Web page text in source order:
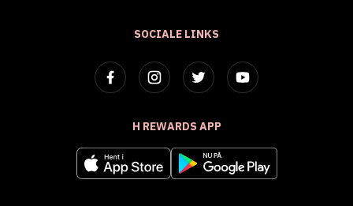
SOCIALE LINKS
H REWARDS APP